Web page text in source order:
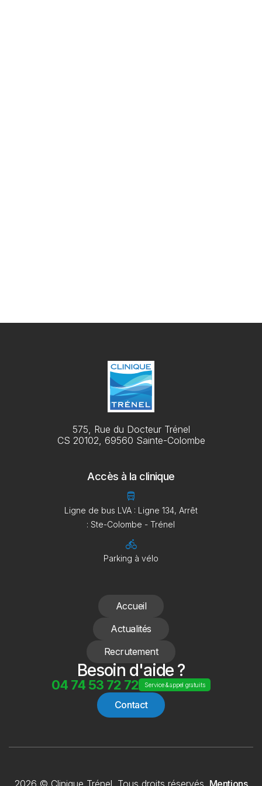
575, Rue du Docteur Trénel
CS 20102, 69560 Sainte-Colombe
Accès à la clinique
directions_bus
Ligne de bus LVA : Ligne 134, Arrêt
: Ste-Colombe - Trénel
directions_bike
Parking à vélo
Accueil
Actualités
Recrutement
Besoin d'aide ?
04 74 53 72 72 Service & appel gratuits
Contact
2026 © Clinique Trénel. Tous droits réservés. Mentions